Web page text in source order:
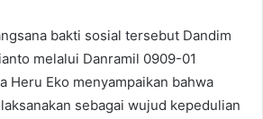
bakti sosial tersebut Dandim
melalui Danramil 0909-01
Heru Eko menyampaikan bahwa
sebagai wujud kepedulian